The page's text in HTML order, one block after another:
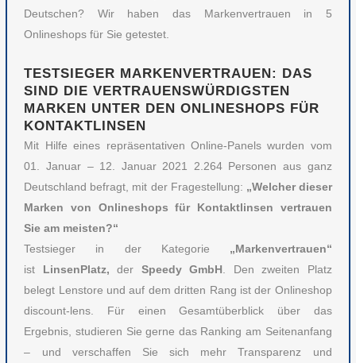
Deutschen? Wir haben das Markenvertrauen in 5
Onlineshops für Sie getestet.
TESTSIEGER MARKENVERTRAUEN: DAS
SIND DIE VERTRAUENSWÜRDIGSTEN
MARKEN UNTER DEN ONLINESHOPS FÜR
KONTAKTLINSEN
Mit Hilfe eines repräsentativen Online-Panels wurden vom
01. Januar – 12. Januar 2021 2.264 Personen aus ganz
Deutschland befragt, mit der Fragestellung: „Welcher dieser
Marken von Onlineshops für Kontaktlinsen vertrauen
Sie am meisten?“
Testsieger in der Kategorie „Markenvertrauen“
ist LinsenPlatz,der Speedy GmbH . Den zweiten Platz
belegt Lenstore und auf dem dritten Rang ist der Onlineshop
discount-lens. Für einen Gesamtüberblick über das
Ergebnis, studieren Sie gerne das Ranking am Seitenanfang
– und verschaffen Sie sich mehr Transparenz und